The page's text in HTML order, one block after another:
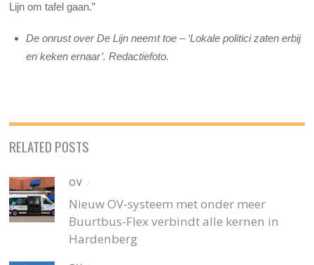
Lijn om tafel gaan.”
De onrust over De Lijn neemt toe – ‘Lokale politici zaten erbij
en keken ernaar’. Redactiefoto.
RELATED POSTS
OV /
Nieuw OV-systeem met onder meer
Buurtbus-Flex verbindt alle kernen in
Hardenberg